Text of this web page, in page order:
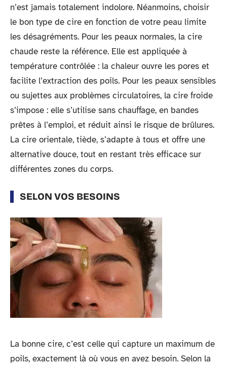
n’est jamais totalement indolore. Néanmoins, choisir
le bon type de cire en fonction de votre peau limite
les désagréments. Pour les peaux normales, la cire
chaude reste la référence. Elle est appliquée à
température contrôlée : la chaleur ouvre les pores et
facilite l’extraction des poils. Pour les peaux sensibles
ou sujettes aux problèmes circulatoires, la cire froide
s’impose : elle s’utilise sans chauffage, en bandes
prêtes à l’emploi, et réduit ainsi le risque de brûlures.
La cire orientale, tiède, s’adapte à tous et offre une
alternative douce, tout en restant très efficace sur
différentes zones du corps.
SELON VOS BESOINS
La bonne cire, c’est celle qui capture un maximum de
poils, exactement là où vous en avez besoin. Selon la